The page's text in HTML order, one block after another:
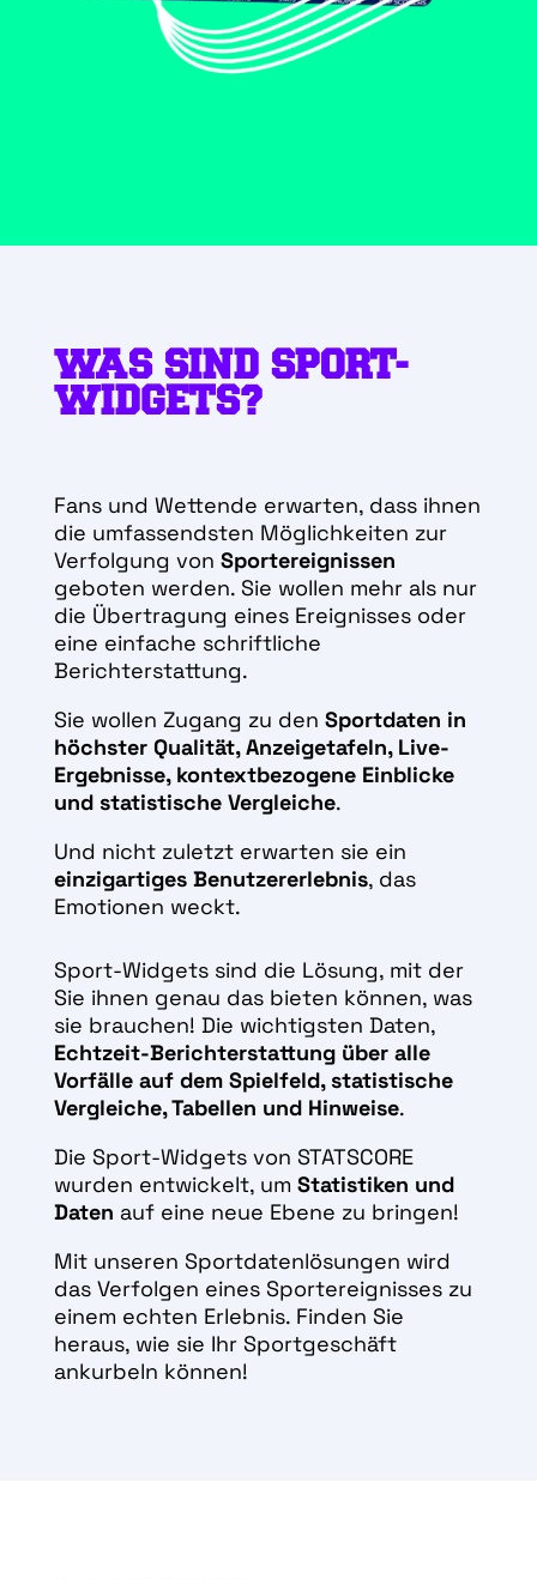
WAS SIND SPORT-
WIDGETS?
Fans und Wettende erwarten, dass ihnen
die umfassendsten Möglichkeiten zur
Verfolgung von Sportereignissen
geboten werden. Sie wollen mehr als nur
die Übertragung eines Ereignisses oder
eine einfache schriftliche
Berichterstattung.
Sie wollen Zugang zu den Sportdaten in
höchster Qualität, Anzeigetafeln, Live-
Ergebnisse, kontextbezogene Einblicke
und statistische Vergleiche.
Und nicht zuletzt erwarten sie ein
einzigartiges Benutzererlebnis, das
Emotionen weckt.
Sport-Widgets sind die Lösung, mit der
Sie ihnen genau das bieten können, was
sie brauchen! Die wichtigsten Daten,
Echtzeit-Berichterstattung über alle
Vorfälle auf dem Spielfeld, statistische
Vergleiche, Tabellen und Hinweise.
Die Sport-Widgets von STATSCORE
wurden entwickelt, um Statistiken und
Daten auf eine neue Ebene zu bringen!
Mit unseren Sportdatenlösungen wird
das Verfolgen eines Sportereignisses zu
einem echten Erlebnis. Finden Sie
heraus, wie sie Ihr Sportgeschäft
ankurbeln können!